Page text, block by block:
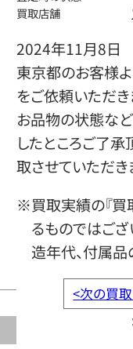
買取店舗
2024年11月8日
東京都のお客様
をご依頼いただき
お品物の状態など
したところご了
取させていただき
※買取実績の『買
るものではござ
造年代、付属品
<次の買